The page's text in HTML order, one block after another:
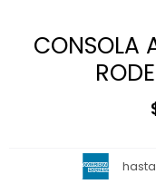
CONSOLA